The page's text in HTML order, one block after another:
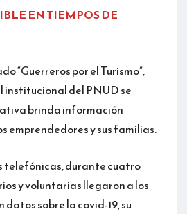
EN TIEMPOS DE
“Guerreros por el Turismo”,
institucional del PNUD se
brinda información
emprendedores y sus familias.
telefónicas, durante cuatro
y voluntarias llegaron a los
sobre la covid-19, su